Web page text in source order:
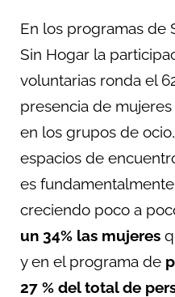
En los programas de
Sin Hogar la
voluntarias ronda el
presencia de
en los grupos de
espacios de
es
creciendo poco a
un 34% las mujeres
y en el programa de
27 % del total de